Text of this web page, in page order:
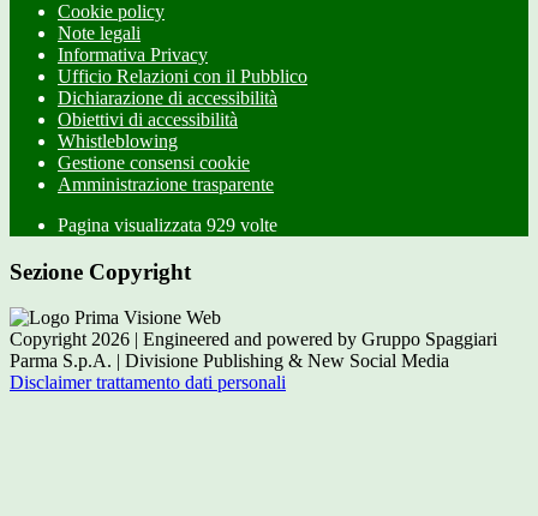
Cookie policy
Note legali
Informativa Privacy
Ufficio Relazioni con il Pubblico
Dichiarazione di accessibilità
Obiettivi di accessibilità
Whistleblowing
Gestione consensi cookie
Amministrazione trasparente
Pagina visualizzata 929 volte
Sezione Copyright
Copyright 2026 | Engineered and powered by Gruppo Spaggiari
Parma S.p.A. | Divisione Publishing & New Social Media
Disclaimer trattamento dati personali